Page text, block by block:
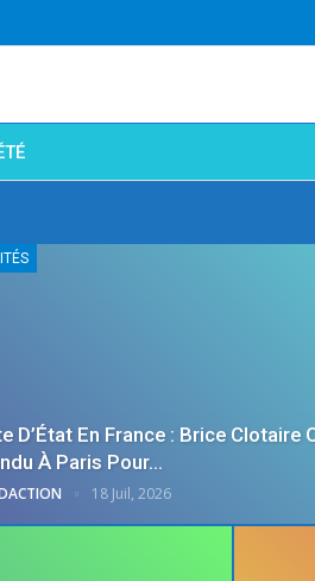
D’État En France : Brice Clotaire
À Paris Pour…
18 Juil, 2026